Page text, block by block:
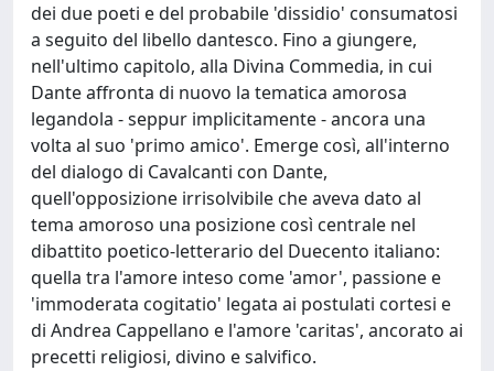
dei due poeti e del probabile 'dissidio' consumatosi
a seguito del libello dantesco. Fino a giungere,
nell'ultimo capitolo, alla Divina Commedia, in cui
Dante affronta di nuovo la tematica amorosa
legandola - seppur implicitamente - ancora una
volta al suo 'primo amico'. Emerge così, all'interno
del dialogo di Cavalcanti con Dante,
quell'opposizione irrisolvibile che aveva dato al
tema amoroso una posizione così centrale nel
dibattito poetico-letterario del Duecento italiano:
quella tra l'amore inteso come 'amor', passione e
'immoderata cogitatio' legata ai postulati cortesi e
di Andrea Cappellano e l'amore 'caritas', ancorato ai
precetti religiosi, divino e salvifico.